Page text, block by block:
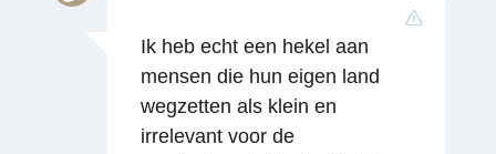
Reageren
Ik heb echt een hekel aan
mensen die hun eigen land
wegzetten als klein en
irrelevant voor de